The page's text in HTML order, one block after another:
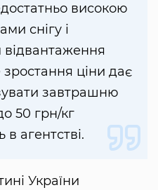
високою
снігу і
зростання ціни дає
завтрашню
50 грн/кг
агентстві.
України